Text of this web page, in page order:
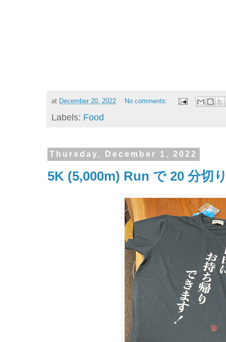
at December 20, 2022 No comments:
Labels: Food
Thursday, December 1, 2022
5K (5,000m) Run で 20 分切